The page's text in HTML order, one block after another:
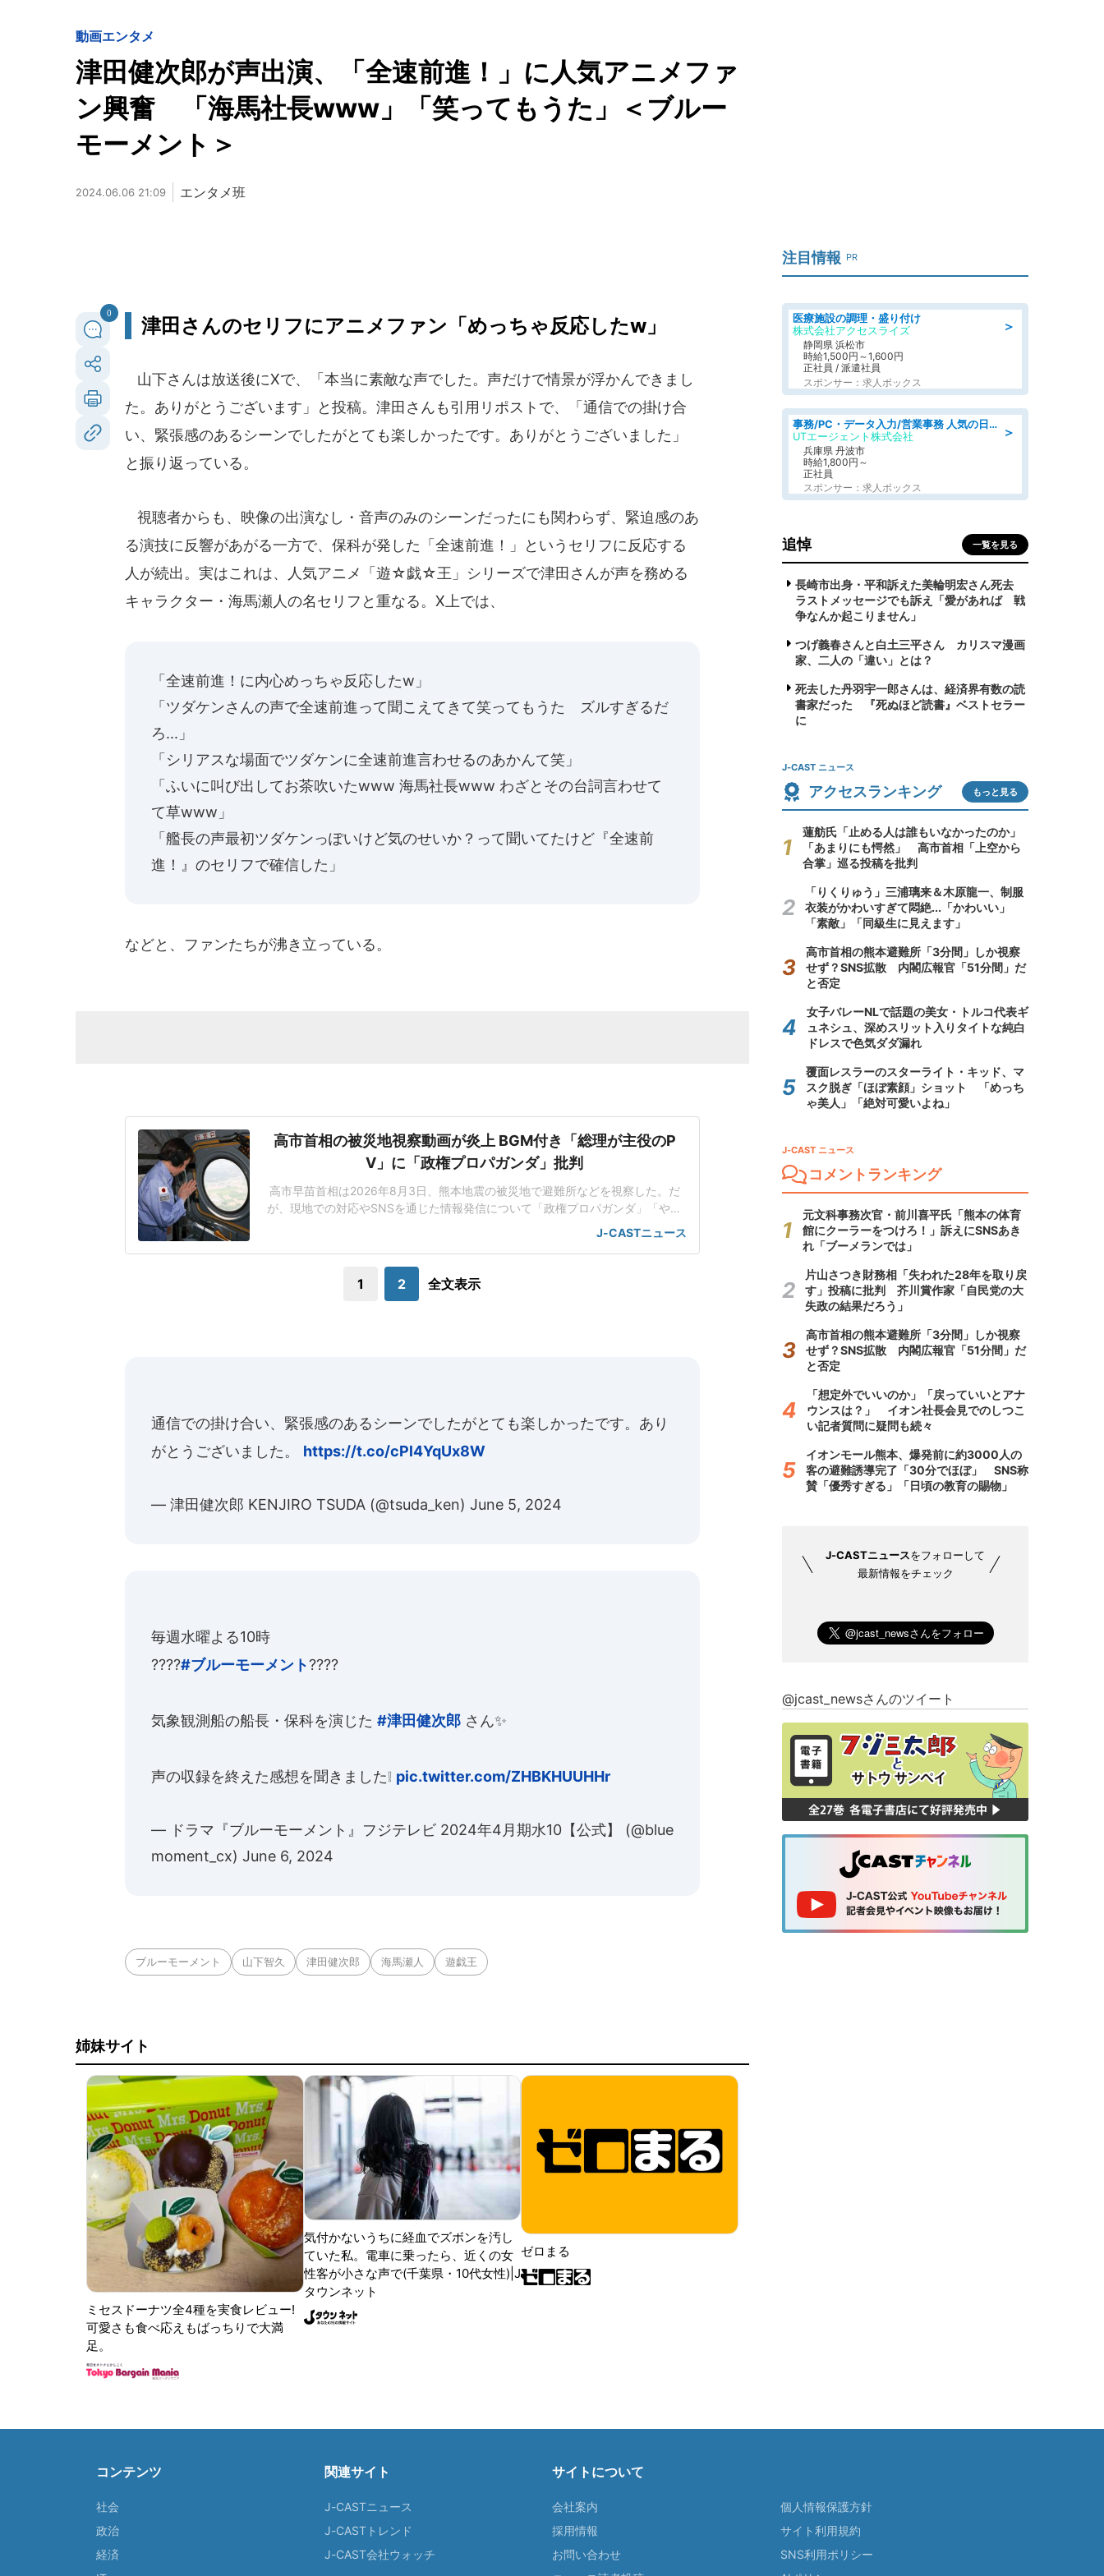
動画エンタメ
津田健次郎が声出演、「全速前進！」に人気アニメファ
ン興奮 「海馬社長www」「笑ってもうた」＜ブルー
モーメント＞
2024.06.06 21:09 エンタメ班
0
津田さんのセリフにアニメファン「めっちゃ反応したw」
山下さんは放送後にXで、「本当に素敵な声でした。声だけで情景が浮かんできまし
た。ありがとうございます」と投稿。津田さんも引用リポストで、「通信での掛け合
い、緊張感のあるシーンでしたがとても楽しかったです。ありがとうございました」
と振り返っている。
視聴者からも、映像の出演なし・音声のみのシーンだったにも関わらず、緊迫感のあ
る演技に反響があがる一方で、保科が発した「全速前進！」というセリフに反応する
人が続出。実はこれは、人気アニメ「遊☆戯☆王」シリーズで津田さんが声を務める
キャラクター・海馬瀬人の名セリフと重なる。X上では、
「全速前進！に内心めっちゃ反応したw」
「ツダケンさんの声で全速前進って聞こえてきて笑ってもうた ズルすぎるだ
ろ...」
「シリアスな場面でツダケンに全速前進言わせるのあかんて笑」
「ふいに叫び出してお茶吹いたwww 海馬社長www わざとその台詞言わせて
て草www」
「艦長の声最初ツダケンっぽいけど気のせいか？って聞いてたけど『全速前
進！』のセリフで確信した」
などと、ファンたちが沸き立っている。
高市首相の被災地視察動画が炎上 BGM付き「総理が主役のP
V」に「政権プロパガンダ」批判
高市早苗首相は2026年8月3日、熊本地震の被災地で避難所などを視察した。だ
が、現地での対応やSNSを通じた情報発信について「政権プロパガンダ」「やっ
てることが北朝鮮」などと酷評が相次ぐ事態に。支持率に翳りが見えてきた政権
のパフォーマンスを優先したともとれる内容に、厳しい視線が注がれている。日
広報官のX(旧Twitter)アカ
J-CASTニュース
1 2 全文表示
通信での掛け合い、緊張感のあるシーンでしたがとても楽しかったです。あり
がとうございました。 https://t.co/cPl4YqUx8W
— 津田健次郎 KENJIRO TSUDA (@tsuda_ken) June 5, 2024
毎週水曜よる10時
????#ブルーモーメント????
気象観測船の船長・保科を演じた #津田健次郎 さん✨
声の収録を終えた感想を聞きました❕ pic.twitter.com/ZHBKHUUHHr
— ドラマ『ブルーモーメント』フジテレビ 2024年4月期水10【公式】 (@blue
moment_cx) June 6, 2024
ブルーモーメント 山下智久 津田健次郎 海馬瀬人 遊戯王
姉妹サイト
ミセスドーナツ全4種を実食レビュー!
可愛さも食べ応えもばっちりで大満
足。
気付かないうちに経血でズボンを汚し
ていた私。電車に乗ったら、近くの女
性客が小さな声で(千葉県・10代女性)|J
タウンネット
ゼロまる
注目情報 PR
＞
医療施設の調理・盛り付け
株式会社アクセスライズ
静岡県 浜松市
時給1,500円～1,600円
正社員 / 派遣社員
スポンサー：求人ボックス
＞
事務/PC・データ入力/営業事務 人気の日勤 月収38万円可 建設会社でCADオペレーター専門事務
UTエージェント株式会社
兵庫県 丹波市
時給1,800円～
正社員
スポンサー：求人ボックス
追悼 一覧を見る
長崎市出身・平和訴えた美輪明宏さん死去
ラストメッセージでも訴え「愛があれば 戦
争なんか起こりません」
つげ義春さんと白土三平さん カリスマ漫画
家、二人の「違い」とは？
死去した丹羽宇一郎さんは、経済界有数の読
書家だった 『死ぬほど読書』ベストセラー
に
J-CAST ニュース
アクセスランキング もっと見る
蓮舫氏「止める人は誰もいなかったのか」
「あまりにも愕然」 高市首相「上空から
合掌」巡る投稿を批判
「りくりゅう」三浦璃来＆木原龍一、制服
衣装がかわいすぎて悶絶...「かわいい」
「素敵」「同級生に見えます」
高市首相の熊本避難所「3分間」しか視察
せず？SNS拡散 内閣広報官「51分間」だ
と否定
女子バレーNLで話題の美女・トルコ代表ギ
ュネシュ、深めスリット入りタイトな純白
ドレスで色気ダダ漏れ
覆面レスラーのスターライト・キッド、マ
スク脱ぎ「ほぼ素顔」ショット 「めっち
ゃ美人」「絶対可愛いよね」
J-CAST ニュース
コメントランキング
元文科事務次官・前川喜平氏「熊本の体育
館にクーラーをつけろ！」訴えにSNSあき
れ「ブーメランでは」
片山さつき財務相「失われた28年を取り戻
す」投稿に批判 芥川賞作家「自民党の大
失政の結果だろう」
高市首相の熊本避難所「3分間」しか視察
せず？SNS拡散 内閣広報官「51分間」だ
と否定
「想定外でいいのか」「戻っていいとアナ
ウンスは？」 イオン社長会見でのしつこ
い記者質問に疑問も続々
イオンモール熊本、爆発前に約3000人の
客の避難誘導完了「30分でほぼ」 SNS称
賛「優秀すぎる」「日頃の教育の賜物」
J-CASTニュースをフォローして
最新情報をチェック
@jcast_newsさんのツイート
コンテンツ
社会
政治
経済
関連サイト
J-CASTニュース
J-CASTトレンド
J-CAST会社ウォッチ
サイトについて
会社案内
採用情報
お問い合わせ
個人情報保護方針
サイト利用規約
SNS利用ポリシー